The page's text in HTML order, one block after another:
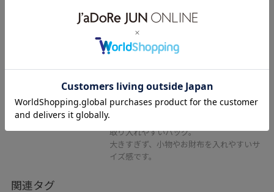
50%OFF
ROPÉ PICNIC PASSAGE
ペーパーライクバケットバッ
グ/2WAY
¥3,245
レビュー
取り入れやすいバッグ。
大きすぎず、小物やお財布を入れやすいサ
イズ感です。
関連タグ